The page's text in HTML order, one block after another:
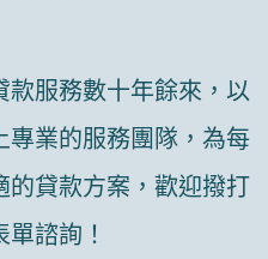
款服務數十年餘來，以
專業的服務團隊，為每
的貸款方案，歡迎撥打
諮詢！